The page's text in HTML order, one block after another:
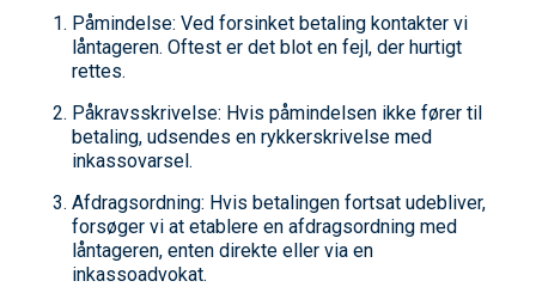
Påmindelse: Ved forsinket betaling kontakter vi
låntageren. Oftest er det blot en fejl, der hurtigt
rettes.
Påkravsskrivelse: Hvis påmindelsen ikke fører til
betaling, udsendes en rykkerskrivelse med
inkassovarsel.
Afdragsordning: Hvis betalingen fortsat udebliver,
forsøger vi at etablere en afdragsordning med
låntageren, enten direkte eller via en
inkassoadvokat.